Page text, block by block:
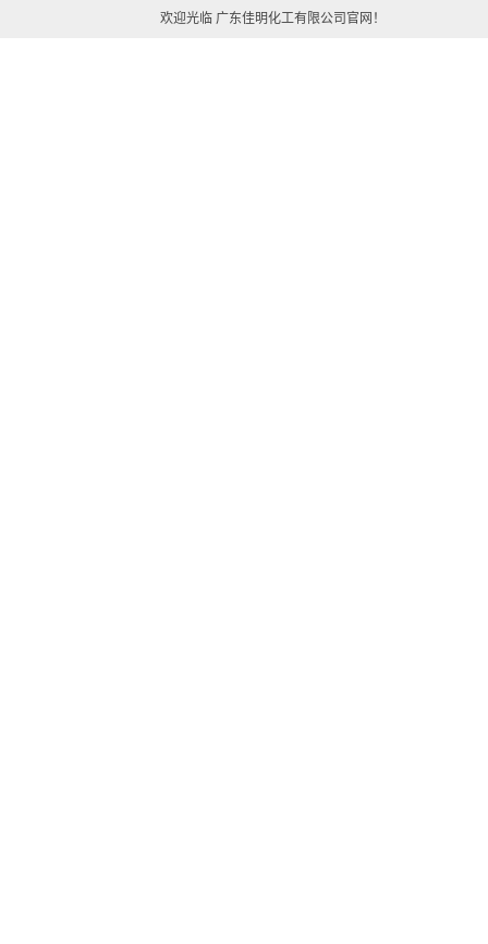
欢迎光临 广东佳明化工有限公司官网！